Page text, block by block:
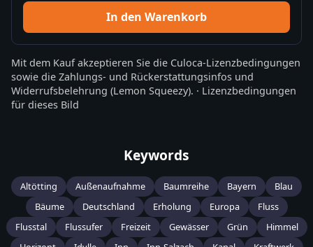
In den Warenkorb
Mit dem Kauf akzeptieren Sie die Culoca-Lizenzbedingungen
sowie die Zahlungs- und Rückerstattungsinfos und
Widerrufsbelehrung (Lemon Squeezy). · Lizenzbedingungen
für dieses Bild
Keywords
Altötting Außenaufnahme Baumreihe Bayern
Blau
Bäume
Deutschland Erholung Europa
Fluss
Flusstal
Flussufer Freizeit Gewässer Grün
Himmel